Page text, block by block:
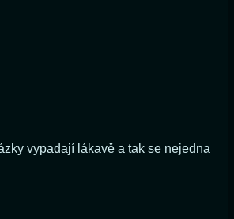
vypadají lákavě a tak se nejedna